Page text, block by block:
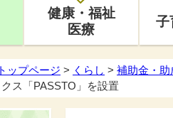
健康・福祉
医療
子
トップページ > くらし > 補助金・助
ス「PASSTO」を設置